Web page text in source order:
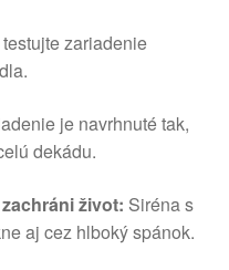
zariadenie
je navrhnuté tak,
dekádu.
život: Siréna s
aj cez hlboký spánok.